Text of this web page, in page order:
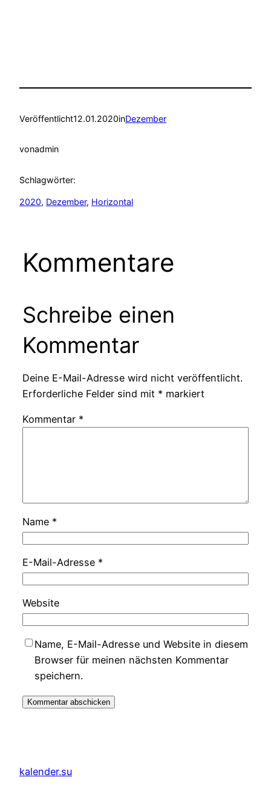
Veröffentlicht12.01.2020inDezember
vonadmin
Schlagwörter:
2020, Dezember, Horizontal
Kommentare
Schreibe einen
Kommentar
Deine E-Mail-Adresse wird nicht veröffentlicht.
Erforderliche Felder sind mit * markiert
Kommentar *
Name *
E-Mail-Adresse *
Website
Name, E-Mail-Adresse und Website in diesem
Browser für meinen nächsten Kommentar
speichern.
kalender.su